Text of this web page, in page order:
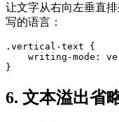
让文字从右向左垂直
写的语言：
.vertical-text {
writing-mode:
}
6. 文本溢出省